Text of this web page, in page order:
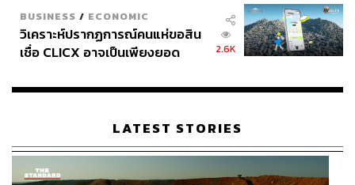
BUSINESS / ECONOMIC
วิเคราะห์ปรากฏการณ์คนแห่ขอสิน
เชื่อ CLICX อาจเป็นเพียงยอด
เรือนไทยที่ถูกซุกไว้
2.6K
LATEST STORIES